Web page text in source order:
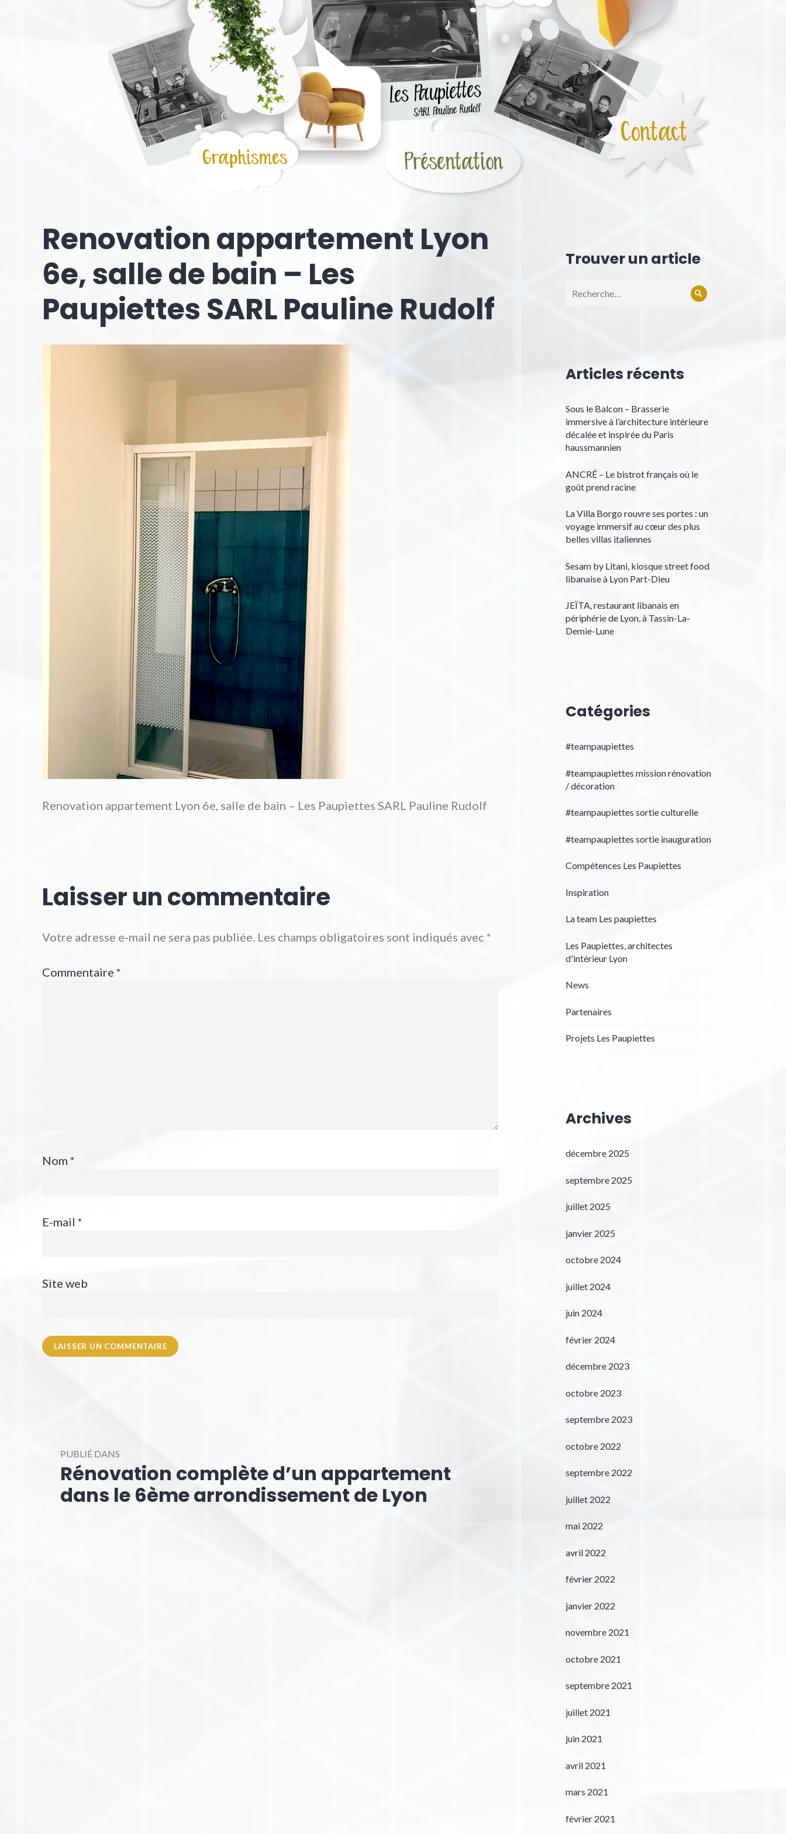
Renovation appartement Lyon
6e, salle de bain – Les
Paupiettes SARL Pauline Rudolf
Renovation appartement Lyon 6e, salle de bain – Les Paupiettes SARL Pauline Rudolf
Laisser un commentaire
Votre adresse e-mail ne sera pas publiée. Les champs obligatoires sont indiqués avec *
Commentaire *
Nom *
E-mail *
Site web
de
l’article
PUBLIÉ DANS
Rénovation complète d’un appartement
dans le 6ème arrondissement de Lyon
Trouver un article
pour :
Rechercher
Articles récents
Sous le Balcon – Brasserie
immersive à l’architecture intérieure
décalée et inspirée du Paris
haussmannien
ANCRÉ – Le bistrot français où le
goût prend racine
La Villa Borgo rouvre ses portes : un
voyage immersif au cœur des plus
belles villas italiennes
Sesam by Litani, kiosque street food
libanaise à Lyon Part-Dieu
JEÏTA, restaurant libanais en
périphérie de Lyon, à Tassin-La-
Demie-Lune
Catégories
#teampaupiettes
#teampaupiettes mission rénovation
/ décoration
#teampaupiettes sortie culturelle
#teampaupiettes sortie inauguration
Compétences Les Paupiettes
Inspiration
La team Les paupiettes
Les Paupiettes, architectes
d'intérieur Lyon
News
Partenaires
Projets Les Paupiettes
Archives
décembre 2025
septembre 2025
juillet 2025
janvier 2025
octobre 2024
juillet 2024
juin 2024
février 2024
décembre 2023
octobre 2023
septembre 2023
octobre 2022
septembre 2022
juillet 2022
mai 2022
avril 2022
février 2022
janvier 2022
novembre 2021
octobre 2021
septembre 2021
juillet 2021
juin 2021
avril 2021
mars 2021
février 2021